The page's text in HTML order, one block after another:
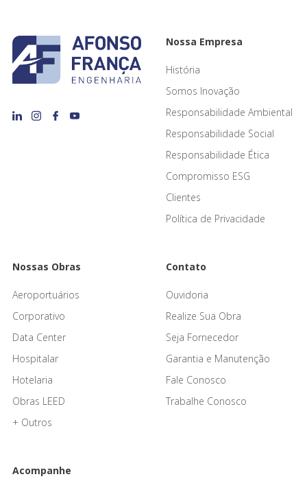
Nossa Empresa
História
Somos Inovação
Responsabilidade Ambiental
Responsabilidade Social
Responsabilidade Ética
Compromisso ESG
Clientes
Política de Privacidade
Nossas Obras
Aeroportuários
Corporativo
Data Center
Hospitalar
Hotelaria
Obras LEED
+ Outros
Contato
Ouvidoria
Realize Sua Obra
Seja Fornecedor
Garantia e Manutenção
Fale Conosco
Trabalhe Conosco
Acompanhe